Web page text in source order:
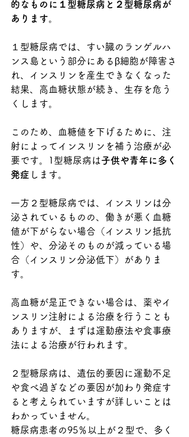
的なものに１型糖尿病と２型糖尿病が
あります
１型糖尿病では、すい臓のランゲルハ
ンス島という部分にあるβ細胞が障害さ
れ、インスリンを産生できなくなった
結果、高血糖状態が続き、生存を危う
くします。
このため、血糖値を下げるために、注
射によってインスリンを補う治療が必
要です。1型糖尿病は子供や青年に多く
発症 します。
一方２型糖尿病では、
インスリンは分
泌されているものの、働きが悪く血糖
値が下がらない場合（インスリン抵抗
性）や、分泌そのものが減っている場
合（インスリン分泌低下）がありま
す。
高血糖が是正できない場合は、薬やイ
ンスリン注射による治療を行うことも
ありますが、まずは運動療法や食事療
法による治療が行われます。
２型糖尿病は、遺伝的要因に運動不足
や食べ過ぎなどの要因が加わり発症す
ると考えられていますが詳しいことは
わかっていません。
糖尿病患者の95％以上が２型で、多く